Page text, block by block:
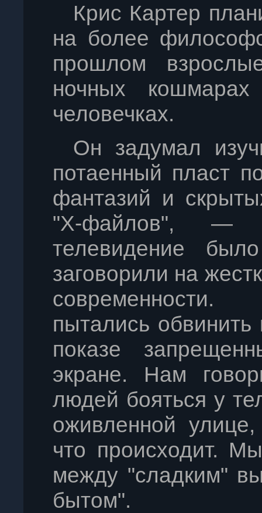
Крис Картер
на более
прошлом
ночных
человечках.
Он задумал
потаенный пласт
фантазий и
"Х-файлов", —
телевидение
заговорили на
пытались
показе
экране. Нам
людей бояться у
оживленной
что происходит.
между "сладким"
бытом".